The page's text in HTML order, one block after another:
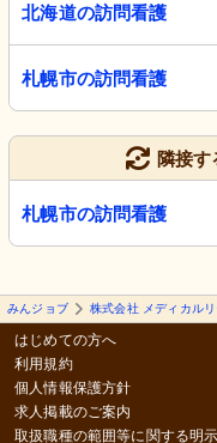
北海道の訪問看護
札幌市の訪問看護
隣接
札幌市の訪問看護
みんジョブ 株式会社 メディカル
はじめての方へ
利用規約
個人情報保護方針
求人掲載のご案内
取扱職種の範囲等に関する明示